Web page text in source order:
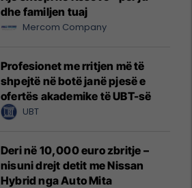
dhe familjen tuaj
Mercom Company
Profesionet me rritjen më të
shpejtë në botë janë pjesë e
ofertës akademike të UBT-së
UBT
Deri në 10,000 euro zbritje –
nisuni drejt detit me Nissan
Hybrid nga Auto Mita